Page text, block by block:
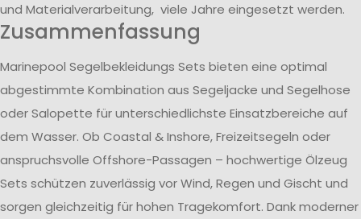
und Materialverarbeitung, viele Jahre eingesetzt werden.
Zusammenfassung
Marinepool Segelbekleidungs Sets bieten eine optimal
abgestimmte Kombination aus Segeljacke und Segelhose
oder Salopette für unterschiedlichste Einsatzbereiche auf
dem Wasser. Ob Coastal & Inshore, Freizeitsegeln oder
anspruchsvolle Offshore-Passagen – hochwertige Ölzeug
Sets schützen zuverlässig vor Wind, Regen und Gischt und
sorgen gleichzeitig für hohen Tragekomfort. Dank moderner